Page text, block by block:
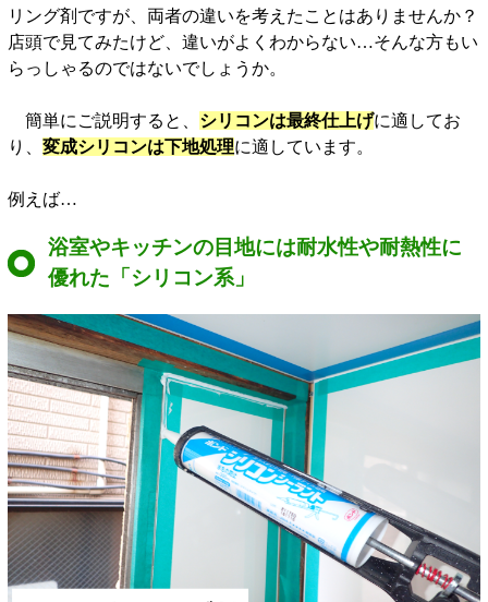
リング剤ですが、両者の違いを考えたことはありませんか？
店頭で見てみたけど、違いがよくわからない…そんな方もい
らっしゃるのではないでしょうか。
簡単にご説明すると、 シリコンは最終仕上げに適してお
り、 変成シリコンは下地処理に適しています。
例えば…
浴室やキッチンの目地には耐水性や耐熱性に
優れた「シリコン系」